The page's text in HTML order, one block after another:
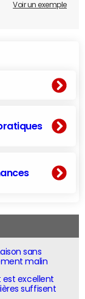
Voir un exemple
sans
malin
est excellent
suffisent